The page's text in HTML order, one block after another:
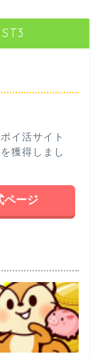
イ活サイト
獲得しまし
ページ